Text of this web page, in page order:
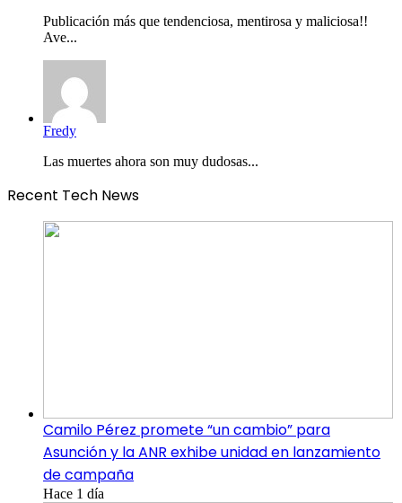
Publicación más que tendenciosa, mentirosa y maliciosa!!
Ave...
Fredy
Las muertes ahora son muy dudosas...
Recent Tech News
Camilo Pérez promete “un cambio” para
Asunción y la ANR exhibe unidad en lanzamiento
de campaña
Hace 1 día